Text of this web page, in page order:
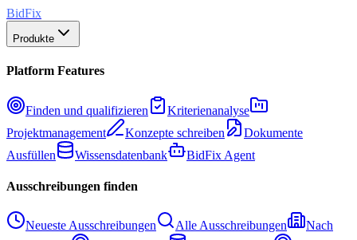
BidFix
Produkte
Platform Features
Finden und qualifizieren
Kriterienanalyse
Projektmanagement
Konzepte schreiben
Dokumente
Ausfüllen
Wissensdatenbank BidFix Agent
Ausschreibungen finden
Neueste Ausschreibungen Alle Ausschreibungen
Nach